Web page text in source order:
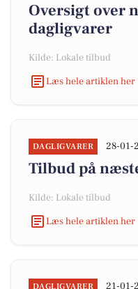
Oversigt over
dagligvarer
Kilde: Lokale tilbud
Læs hele artiklen her
DAGLIGVARER 28-01-
Tilbud på
Kilde: Lokale tilbud
Læs hele artiklen her
DAGLIGVARER 21-01-